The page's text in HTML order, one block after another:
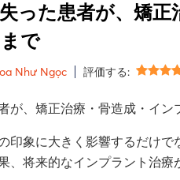
った患者が、矯
で
Như Ngọc 評価する:
が、矯正治療・骨造成・イ
印象に大きく影響するだけ
、将来的なインプラント治療